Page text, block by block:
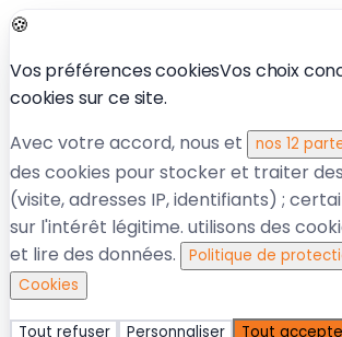
🍪
Vos préférences cookiesVos choix
cookies sur ce site.
Avec votre accord, nous et
nos 12
des cookies pour stocker et traiter
(visite, adresses IP, identifiants) ;
sur l'intérêt légitime. utilisons des
et lire des données.
Politique de
Cookies
Tout refuser Personnaliser
Tout